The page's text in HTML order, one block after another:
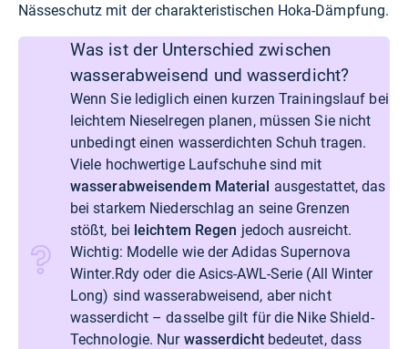
Nässeschutz mit der charakteristischen Hoka-Dämpfung.
Was ist der Unterschied zwischen
wasserabweisend und wasserdicht?
Wenn Sie lediglich einen kurzen Trainingslauf bei
leichtem Nieselregen planen, müssen Sie nicht
unbedingt einen wasserdichten Schuh tragen.
Viele hochwertige Laufschuhe sind mit
wasserabweisendem Material ausgestattet, das
bei starkem Niederschlag an seine Grenzen
stößt, bei leichtem Regen jedoch ausreicht.
Wichtig: Modelle wie der Adidas Supernova
Winter.Rdy oder die Asics-AWL-Serie (All Winter
Long) sind wasserabweisend, aber nicht
wasserdicht – dasselbe gilt für die Nike Shield-
Technologie. Nur wasserdichtbedeutet, dass